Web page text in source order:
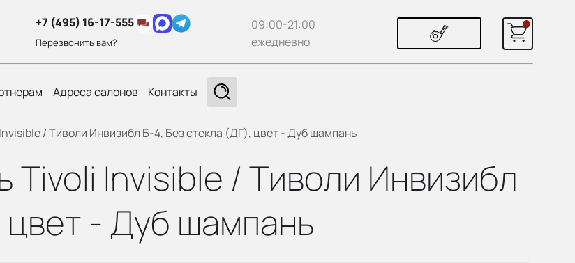
+7 (495) 16-17-555
Перезвонить вам?
09:00-21:00
ежедневно
Адреса салонов Контакты
/ Тиволи Инвизибл Б-4, Без стекла (ДГ), цвет - Дуб шампань
Invisible / Тиволи Инвизибл
- Дуб шампань